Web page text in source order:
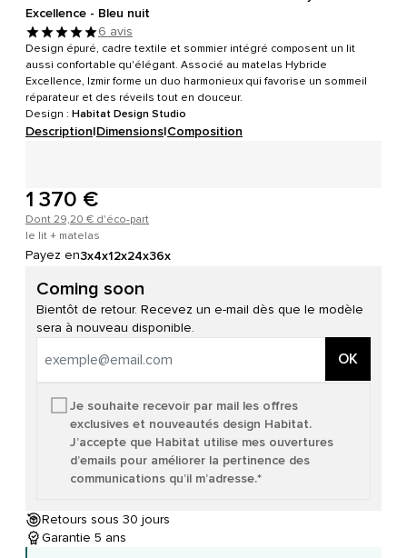
Excellence - Bleu nuit
6 avis
Design épuré, cadre textile et sommier intégré composent un lit
aussi confortable qu'élégant. Associé au matelas Hybride
Excellence, Izmir forme un duo harmonieux qui favorise un sommeil
réparateur et des réveils tout en douceur.
Design : Habitat Design Studio
Description|Dimensions|Composition
1 370 €
Dont 29,20 € d'éco-part
le lit + matelas
Payez en3x4x12x24x36x
Coming soon
Bientôt de retour. Recevez un e-mail dès que le modèle
sera à nouveau disponible.
OK
Je souhaite recevoir par mail les offres
exclusives et nouveautés design Habitat.
J’accepte que Habitat utilise mes ouvertures
d’emails pour améliorer la pertinence des
communications qu’il m’adresse.*
Retours sous 30 jours
Garantie 5 ans